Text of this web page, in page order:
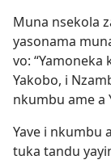
Muna nsekola
yasonama
vo: “Yamoneka
Yakobo, i
nkumbu ame a
Yave i nkumbu
tuka tandu